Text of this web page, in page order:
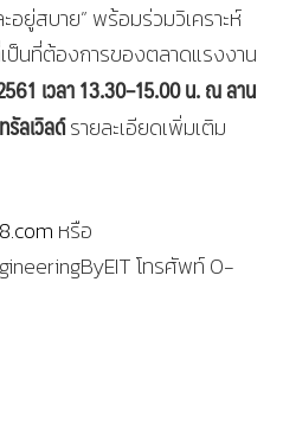
ยู่สบาย” พร้อมร่วมวิเคราะห์
ป็นที่ต้องการของตลาดแรงงาน
เวลา 13.30–15.00 น. ณ ลาน
รัลเวิลด์รายละเอียดเพิ่มเติม
หรือ
โทรศัพท์ 0-